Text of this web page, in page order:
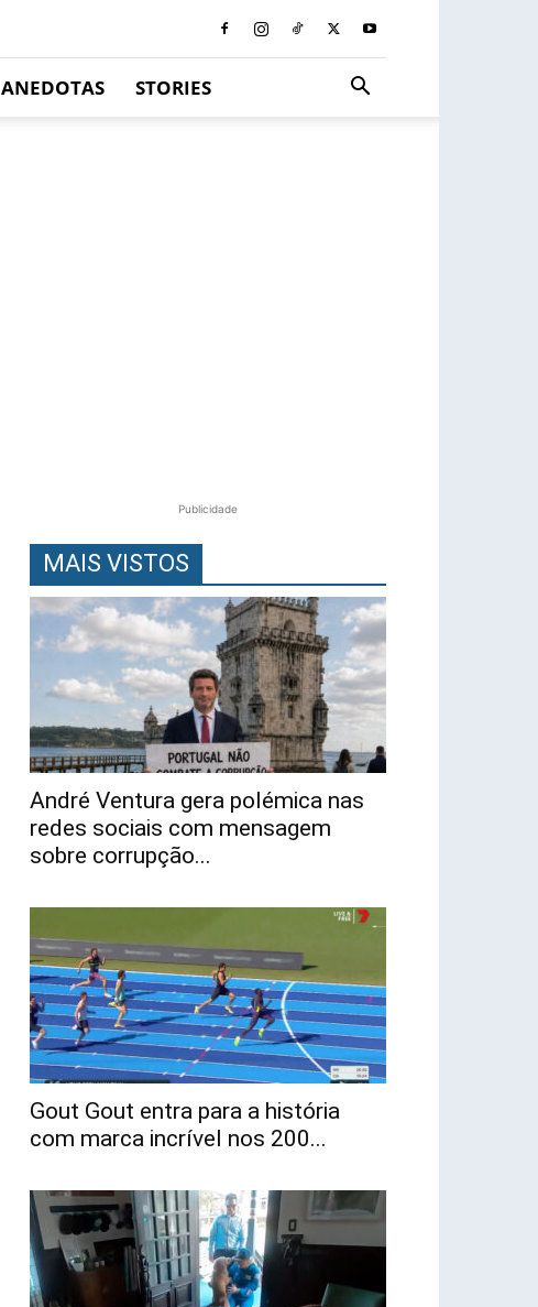
ANEDOTAS STORIES
Publicidade
MAIS VISTOS
André Ventura gera polémica nas
redes sociais com mensagem
sobre corrupção...
Gout Gout entra para a história
com marca incrível nos 200...